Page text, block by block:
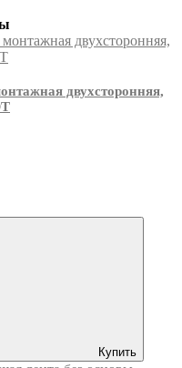
двухсторонняя,
Купить